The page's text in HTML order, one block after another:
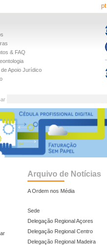
pt
& FAQ
Apoio Jurídico
Arquivo de Notícias
A Ordem nos Média
Sede
Delegação Regional Açores
Delegação Regional Centro
Delegação Regional Madeira